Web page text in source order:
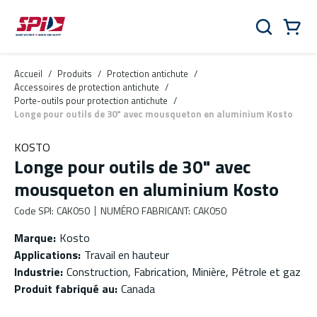
Aller au contenu principal
Skip to menu
Skip to footer
Rechercher
Accueil / Produits / Protection antichute /
Accessoires de protection antichute /
Porte-outils pour protection antichute /
Longe pour outils de 30" avec mousqueton en aluminium Kosto
KOSTO
Longe pour outils de 30" avec
mousqueton en aluminium Kosto
Code SPI: CAK050 NUMÉRO FABRICANT: CAK050
Marque: Kosto
Applications: Travail en hauteur
Industrie: Construction, Fabrication, Minière, Pétrole et gaz
Produit fabriqué au: Canada